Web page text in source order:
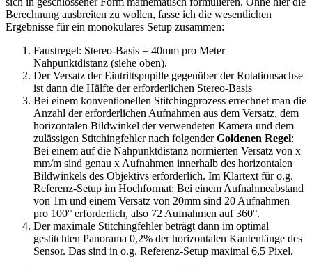
Berechnung ausbreiten zu wollen, fasse ich die wesentlichen
Ergebnisse für ein monokulares Setup zusammen:
Faustregel: Stereo-Basis = 40mm pro Meter
Nahpunktdistanz (siehe oben).
Der Versatz der Eintrittspupille gegenüber der Rotationsachse
ist dann die Hälfte der erforderlichen Stereo-Basis
Bei einem konventionellen Stitchingprozess errechnet man die
Anzahl der erforderlichen Aufnahmen aus dem Versatz, dem
horizontalen Bildwinkel der verwendeten Kamera und dem
zulässigen Stitchingfehler nach folgenderGoldenen Regel:
Bei einem auf die Nahpunktdistanz normierten Versatz von x
mm/m sind genau x Aufnahmen innerhalb des horizontalen
Bildwinkels des Objektivs erforderlich. Im Klartext für o.g.
Referenz-Setup im Hochformat: Bei einem Aufnahmeabstand
von 1m und einem Versatz von 20mm sind 20 Aufnahmen
pro 100° erforderlich, also 72 Aufnahmen auf 360°.
Der maximale Stitchingfehler beträgt dann im optimal
gestitchten Panorama 0,2% der horizontalen Kantenlänge des
Sensor. Das sind in o.g. Referenz-Setup maximal 6,5 Pixel.